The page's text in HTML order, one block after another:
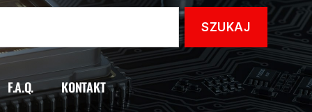
F.A.Q. KONTAKT